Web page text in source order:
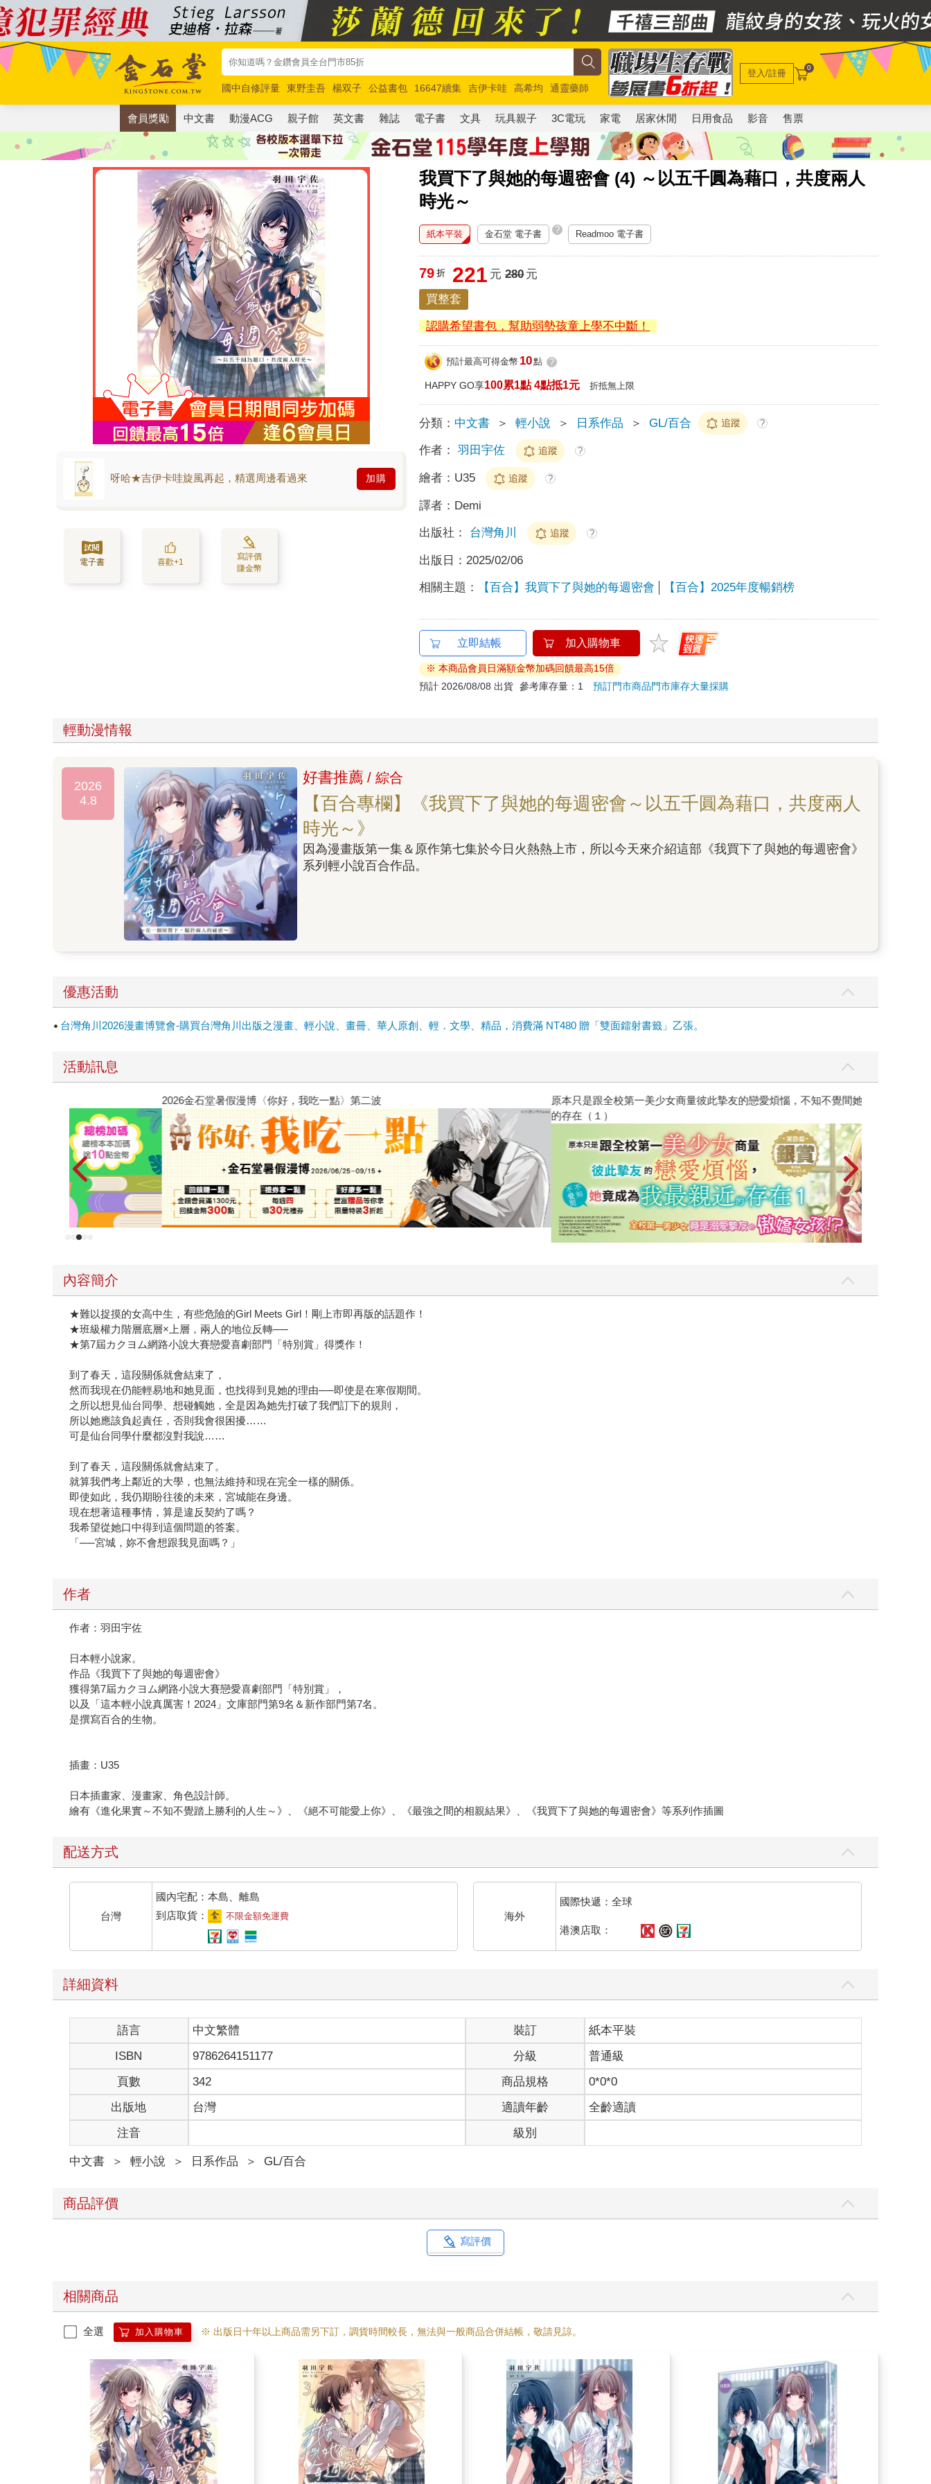
國中自修評量 東野圭吾 楊双子 公益書包 16647續集 吉伊卡哇 高希均
通靈藥師
唯紅花綻放
奧德賽 路邊攤新作 馬斯克 玩具總動員5 超慢跑
登入/註冊 0
會員獎勵 中文書 動漫ACG 親子館 英文書 雜誌 電子書 文具 玩具親子 3C電玩 家電 居家休閒 日用食品 影音 售票
我買下了與她的每週密會 (4) ～以五千圓為藉口，共度兩人
時光～
呀哈★吉伊卡哇旋風再起，精選周邊看過來 加購
電子書 喜歡+1
寫評價
賺金幣
紙本平裝 金石堂 電子書 ? Readmoo 電子書
79 折 221 元 280元
買整套
認購希望書包，幫助弱勢孩童上學不中斷！
預計最高可得金幣 10點 ?
HAPPY GO享100累1點 4點抵1元 折抵無上限
分類： 中文書 ＞ 輕小說 ＞ 日系作品 ＞ GL/百合 追蹤 ?
作者： 羽田宇佐 追蹤 ?
繪者： U35 追蹤 ?
譯者： Demi
出版社： 台灣角川 追蹤 ?
出版日： 2025/02/06
相關主題： 【百合】我買下了與她的每週密會 【百合】2025年度暢銷榜
立即結帳 加入購物車
※ 本商品會員日滿額金幣加碼回饋最高15倍
預計 2026/08/08 出貨 參考庫存量：1預訂門市商品門市庫存大量採購
輕動漫情報
2026
4.8
好書推薦 / 綜合
【百合專欄】《我買下了與她的每週密會～以五千圓為藉口，共度兩人
時光～》
因為漫畫版第一集＆原作第七集於今日火熱熱上市，所以今天來介紹這部《我買下了與她的每週密會》
系列輕小說百合作品。
優惠活動
台灣角川2026漫畫博覽會-購買台灣角川出版之漫畫、輕小說、畫冊、華人原創、輕．文學、精品，消費滿 NT480 贈「雙面鐳射書籤」乙張。
活動訊息
2026金石堂暑假漫博〈你好，我吃一點〉第二波
原本只是跟全校第一美少女商量彼此摯友的戀愛煩惱，不知不覺間她竟成為我最親近
的存在（１）
台灣角川2026
內容簡介
★難以捉摸的女高中生，有些危險的Girl Meets Girl！剛上市即再版的話題作！
★班級權力階層底層×上層，兩人的地位反轉──
★第7屆カクヨム網路小說大賽戀愛喜劇部門「特別賞」得獎作！
到了春天，這段關係就會結束了，
然而我現在仍能輕易地和她見面，也找得到見她的理由──即使是在寒假期間。
之所以想見仙台同學、想碰觸她，全是因為她先打破了我們訂下的規則，
所以她應該負起責任，否則我會很困擾……
可是仙台同學什麼都沒對我說……
到了春天，這段關係就會結束了。
就算我們考上鄰近的大學，也無法維持和現在完全一樣的關係。
即使如此，我仍期盼往後的未來，宮城能在身邊。
現在想著這種事情，算是違反契約了嗎？
我希望從她口中得到這個問題的答案。
「──宮城，妳不會想跟我見面嗎？」
作者
作者：羽田宇佐
日本輕小說家。
作品《我買下了與她的每週密會》
獲得第7屆カクヨム網路小說大賽戀愛喜劇部門「特別賞」，
以及「這本輕小說真厲害！2024」文庫部門第9名＆新作部門第7名。
是撰寫百合的生物。
插畫：U35
日本插畫家、漫畫家、角色設計師。
繪有《進化果實～不知不覺踏上勝利的人生～》、《絕不可能愛上你》、《最強之間的相親結果》、《我買下了與她的每週密會》等系列作插圖
配送方式
台灣
國內宅配：本島、離島
到店取貨：
不限金額免運費 海外
國際快遞：全球
港澳店取：
詳細資料
語言 中文繁體 裝訂
紙本平裝
ISBN
9786264151177 分級
普通級
頁數
342 商品規格
0*0*0
出版地
台灣 適讀年齡
全齡適讀
注音
級別
中文書 ＞ 輕小說 ＞ 日系作品 ＞ GL/百合
商品評價
寫評價
相關商品
全選 加入購物車 ※ 出版日十年以上商品需另下訂，調貨時間較長，無法與一般商品合併結帳，敬請見諒。